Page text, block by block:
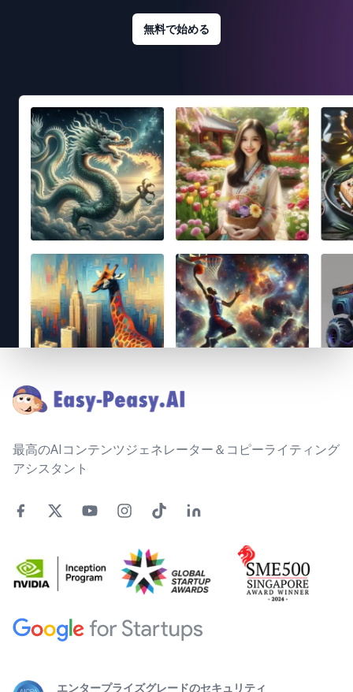
無料で始める
最高のAIコンテンツジェネレーター＆コピーライティング
アシスタント
エンタープライズグレードのセキュリティ